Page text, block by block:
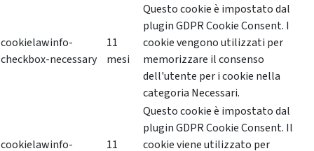
cookielawinfo-
checkbox-necessary
11
mesi
Questo cookie è impostato dal
plugin GDPR Cookie Consent. I
cookie vengono utilizzati per
memorizzare il consenso
dell'utente per i cookie nella
categoria Necessari.
cookielawinfo-
11
Questo cookie è impostato dal
plugin GDPR Cookie Consent. Il
cookie viene utilizzato per